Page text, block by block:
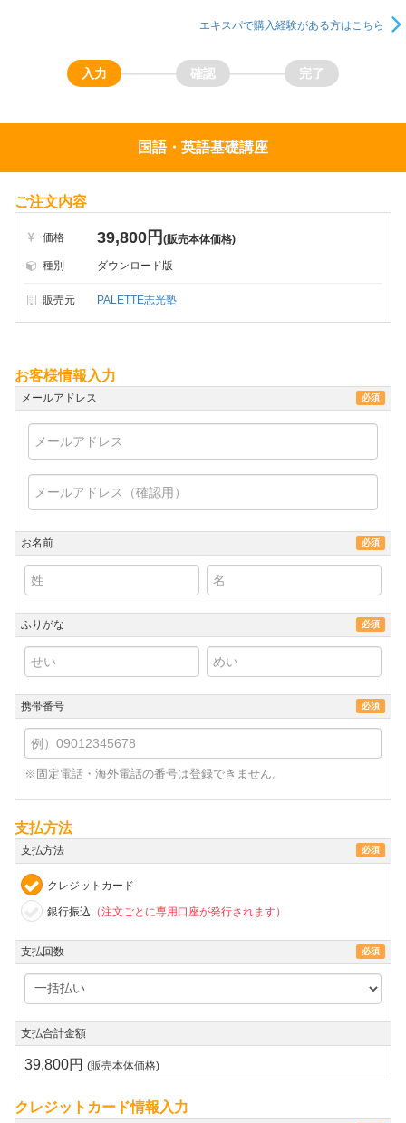
エキスパで購入経験がある方はこちら
国語・英語基礎講座
ご注文内容
価格 39,800円(販売本体価格)
種別 ダウンロード版
販売元 PALETTE志光塾
お客様情報入力
メールアドレス 必須
お名前 必須
ふりがな 必須
携帯番号 必須
※固定電話・海外電話の番号は登録できません。
支払方法
支払方法 必須
クレジットカード
銀行振込 （注文ごとに専用口座が発行されます）
支払回数 必須
支払合計金額
39,800円 (販売本体価格)
クレジットカード情報入力